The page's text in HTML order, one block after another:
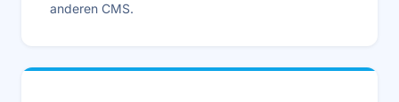
anderen CMS.